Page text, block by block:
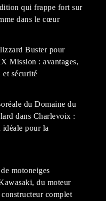
qui frappe fort sur
dans le cœur
Buster pour
Mission : avantages,
sécurité
du Domaine du
dans Charlevoix :
idéale pour la
motoneiges
du moteur
constructeur complet